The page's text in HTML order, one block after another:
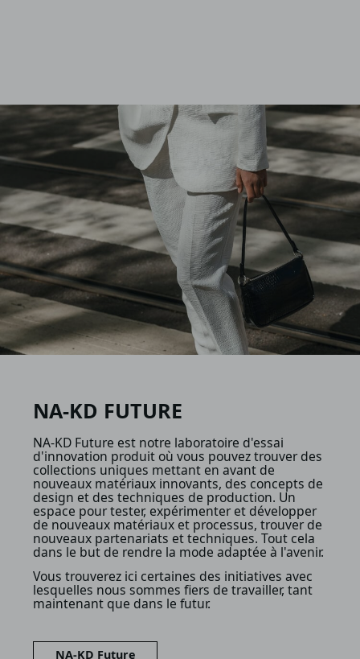
NA‑KD FUTURE
NA-KD Future est notre laboratoire d'essai
d'innovation produit où vous pouvez trouver des
collections uniques mettant en avant de
nouveaux matériaux innovants, des concepts de
design et des techniques de production. Un
espace pour tester, expérimenter et développer
de nouveaux matériaux et processus, trouver de
nouveaux partenariats et techniques. Tout cela
dans le but de rendre la mode adaptée à l'avenir.
Vous trouverez ici certaines des initiatives avec
lesquelles nous sommes fiers de travailler, tant
maintenant que dans le futur.
NA‑KD Future